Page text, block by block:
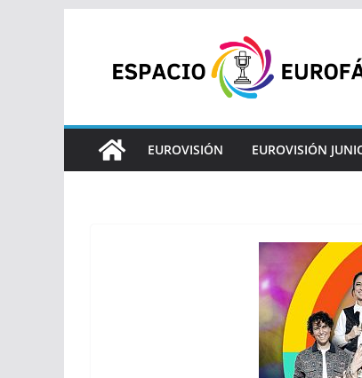
contenido
EUROVISIÓN EUROVISIÓN